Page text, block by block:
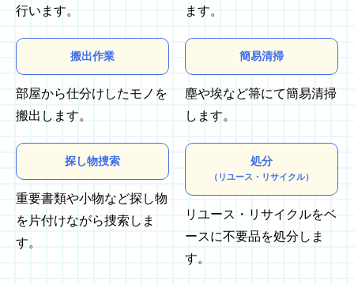
行います。 ます。
搬出作業
部屋から仕分けしたモノを
搬出します。
簡易清掃
塵や埃など箒にて簡易清掃
します。
探し物捜索
重要書類や小物など探し物
を片付けながら捜索しま
す。
処分
（リユース・リサイクル）
リユース・リサイクルをベ
ースに不要品を処分しま
す。